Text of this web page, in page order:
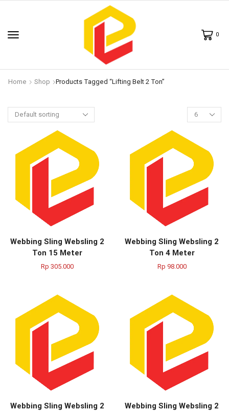
0
Home Shop Products Tagged “lifting Belt 2 Ton”
Webbing Sling Websling 2
Ton 15 Meter
Rp 305.000
Webbing Sling Websling 2
Ton 4 Meter
Rp 98.000
Webbing Sling Websling 2
Webbing Sling Websling 2